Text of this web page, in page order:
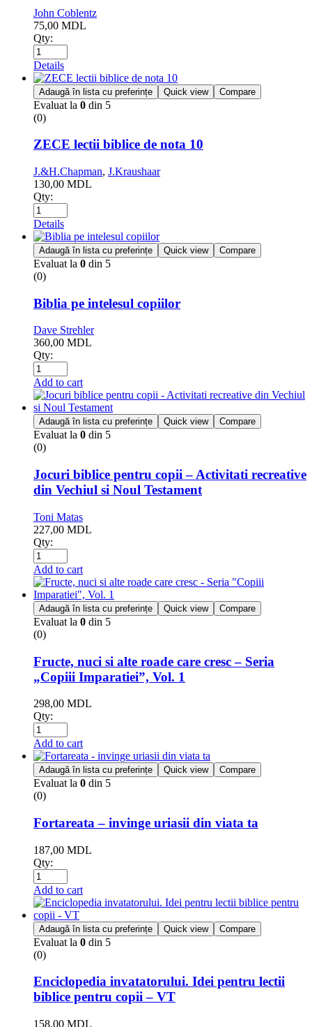
John Coblentz
75,00 MDL
Qty:
Details
Adaugă în lista cu preferințe Quick view Compare
Evaluat la 0 din 5
(0)
ZECE lectii biblice de nota 10
J.&H.Chapman, J.Kraushaar
130,00 MDL
Qty:
Details
Adaugă în lista cu preferințe Quick view Compare
Evaluat la 0 din 5
(0)
Biblia pe intelesul copiilor
Dave Strehler
360,00 MDL
Qty:
Add to cart
Adaugă în lista cu preferințe Quick view Compare
Evaluat la 0 din 5
(0)
Jocuri biblice pentru copii – Activitati recreative
din Vechiul si Noul Testament
Toni Matas
227,00 MDL
Qty:
Add to cart
Adaugă în lista cu preferințe Quick view Compare
Evaluat la 0 din 5
(0)
Fructe, nuci si alte roade care cresc – Seria
„Copiii Imparatiei”, Vol. 1
298,00 MDL
Qty:
Add to cart
Adaugă în lista cu preferințe Quick view Compare
Evaluat la 0 din 5
(0)
Fortareata – invinge uriasii din viata ta
187,00 MDL
Qty:
Add to cart
Adaugă în lista cu preferințe Quick view Compare
Evaluat la 0 din 5
(0)
Enciclopedia invatatorului. Idei pentru lectii
biblice pentru copii – VT
158,00 MDL